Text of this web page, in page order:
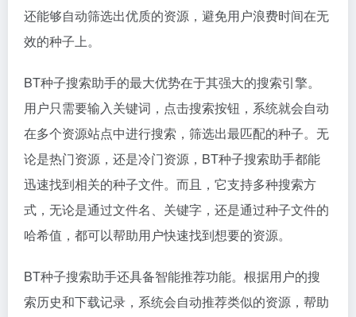
还能够自动筛选出优质的资源，避免用户浪费时间在无
效的种子上。
BT种子搜索助手的最大优势在于其强大的搜索引擎。
用户只需要输入关键词，点击搜索按钮，系统就会自动
在多个资源站点中进行搜索，筛选出最匹配的种子。无
论是热门资源，还是冷门资源，BT种子搜索助手都能
迅速找到相关的种子文件。而且，它支持多种搜索方
式，无论是通过文件名、关键字，还是通过种子文件的
哈希值，都可以帮助用户快速找到想要的资源。
BT种子搜索助手还具备智能推荐功能。根据用户的搜
索历史和下载记录，系统会自动推荐类似的资源，帮助